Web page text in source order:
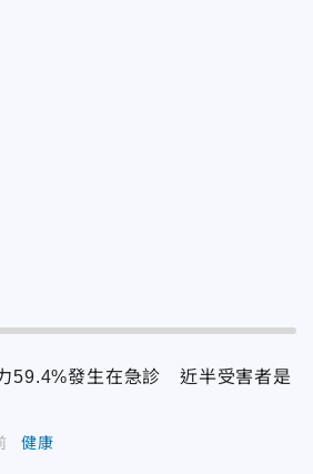
59.4%發生在急診 近半受害者是
健康